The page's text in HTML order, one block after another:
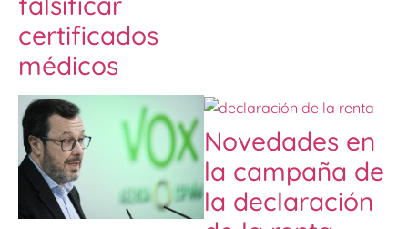
certificados
médicos
Novedades en
la campaña de
la declaración